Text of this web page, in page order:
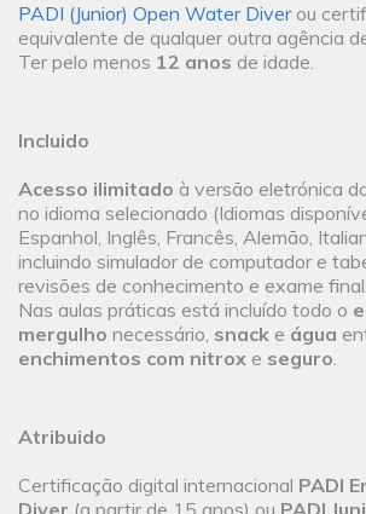
PADI (Junior) Open Water Diver ou
equivalente de qualquer outra agência
Ter pelo menos 12 anos de idade.
Incluido
Acesso ilimitado à versão eletrónica
no idioma selecionado (Idiomas
Espanhol, Inglês, Francês, Alemão,
incluindo simulador de computador e
revisões de conhecimento e exame final.
Nas aulas práticas está incluído todo o
mergulho necessário, snack e água
enchimentos com nitrox e seguro.
Atribuido
Certificação digital internacional PADI